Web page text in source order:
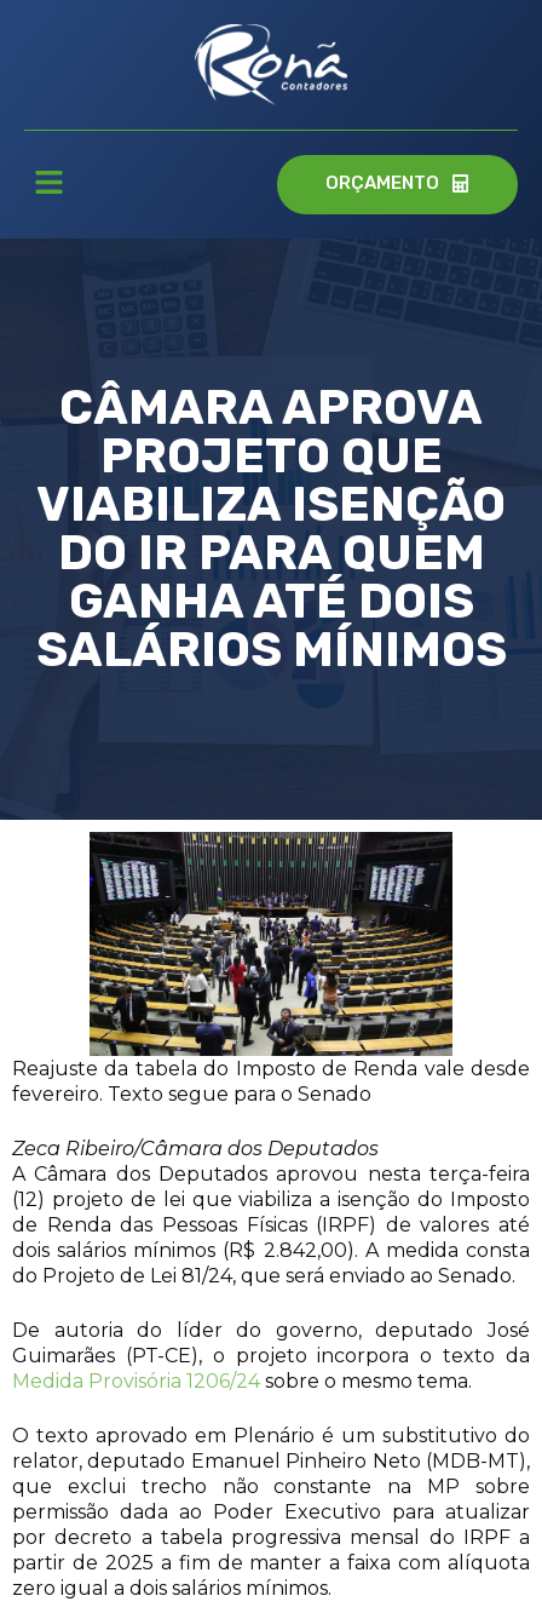
ORÇAMENTO
CÂMARA APROVA
PROJETO QUE
VIABILIZA ISENÇÃO
DO IR PARA QUEM
GANHA ATÉ DOIS
SALÁRIOS MÍNIMOS
Reajuste da tabela do Imposto de Renda vale desde
fevereiro. Texto segue para o Senado
Zeca Ribeiro/Câmara dos Deputados
A Câmara dos Deputados aprovou nesta terça-feira
(12) projeto de lei que viabiliza a isenção do Imposto
de Renda das Pessoas Físicas (IRPF) de valores até
dois salários mínimos (R$ 2.842,00). A medida consta
do Projeto de Lei 81/24, que será enviado ao Senado.
De autoria do líder do governo, deputado José
Guimarães (PT-CE), o projeto incorpora o texto da
Medida Provisória 1206/24sobre o mesmo tema.
O texto aprovado em Plenário é um substitutivo do
relator, deputado Emanuel Pinheiro Neto (MDB-MT),
que exclui trecho não constante na MP sobre
permissão dada ao Poder Executivo para atualizar
por decreto a tabela progressiva mensal do IRPF a
partir de 2025 a fim de manter a faixa com alíquota
zero igual a dois salários mínimos.